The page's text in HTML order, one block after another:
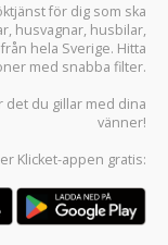
för dig som ska
, husvagnar, husbilar,
hela Sverige. Hitta
med snabba filter.
det du gillar med dina
vänner!
Klicket-appen gratis: